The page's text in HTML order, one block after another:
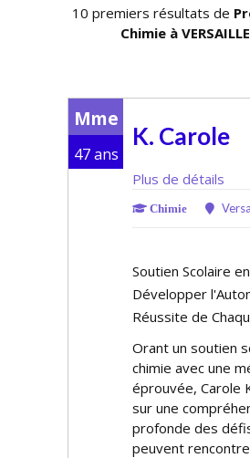
10 premiers résultats de
Chimie à
Mme
47 ans
K. Carole
Plus de détails
Chimie
Soutien Scolaire
Développer
Réussite de
Offrant un soutien
chimie avec une
éprouvée, Carole
sur une
profonde des
peuvent